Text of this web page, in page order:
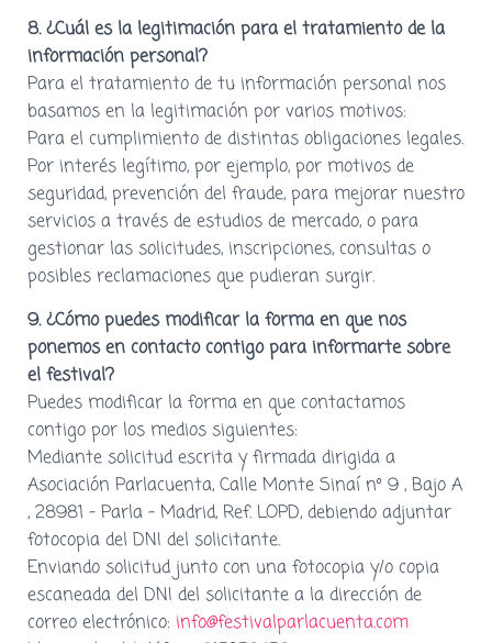
8. ¿Cuál es la legitimación para el tratamiento de la
información personal?
Para el tratamiento de tu información personal nos
basamos en la legitimación por varios motivos:
Para el cumplimiento de distintas obligaciones legales.
Por interés legítimo, por ejemplo, por motivos de
seguridad, prevención del fraude, para mejorar nuestro
servicios a través de estudios de mercado, o para
gestionar las solicitudes, inscripciones, consultas o
posibles reclamaciones que pudieran surgir.
9. ¿Cómo puedes modificar la forma en que nos
ponemos en contacto contigo para informarte sobre
el festival?
Puedes modificar la forma en que contactamos
contigo por los medios siguientes:
Mediante solicitud escrita y firmada dirigida a
Asociación Parlacuenta, Calle Monte Sinaí nº 9 , Bajo A
, 28981 – Parla – Madrid, Ref. LOPD, debiendo adjuntar
fotocopia del DNI del solicitante.
Enviando solicitud junto con una fotocopia y/o copia
escaneada del DNI del solicitante a la dirección de
correo electrónico: info@festivalparlacuenta.com